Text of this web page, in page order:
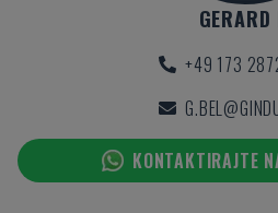
GERARD
+49 173
KONTAKTIRAJTE